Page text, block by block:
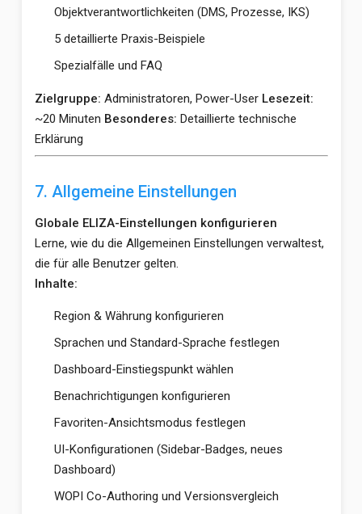
Objektverantwortlichkeiten (DMS, Prozesse, IKS)
5 detaillierte Praxis-Beispiele
Spezialfälle und FAQ
Zielgruppe: Administratoren, Power-User Lesezeit:
~20 Minuten Besonderes: Detaillierte technische
Erklärung
7. Allgemeine Einstellungen
Globale ELIZA-Einstellungen konfigurieren
Lerne, wie du die Allgemeinen Einstellungen verwaltest,
die für alle Benutzer gelten.
Inhalte:
Region & Währung konfigurieren
Sprachen und Standard-Sprache festlegen
Dashboard-Einstiegspunkt wählen
Benachrichtigungen konfigurieren
Favoriten-Ansichtsmodus festlegen
UI-Konfigurationen (Sidebar-Badges, neues
Dashboard)
WOPI Co-Authoring und Versionsvergleich